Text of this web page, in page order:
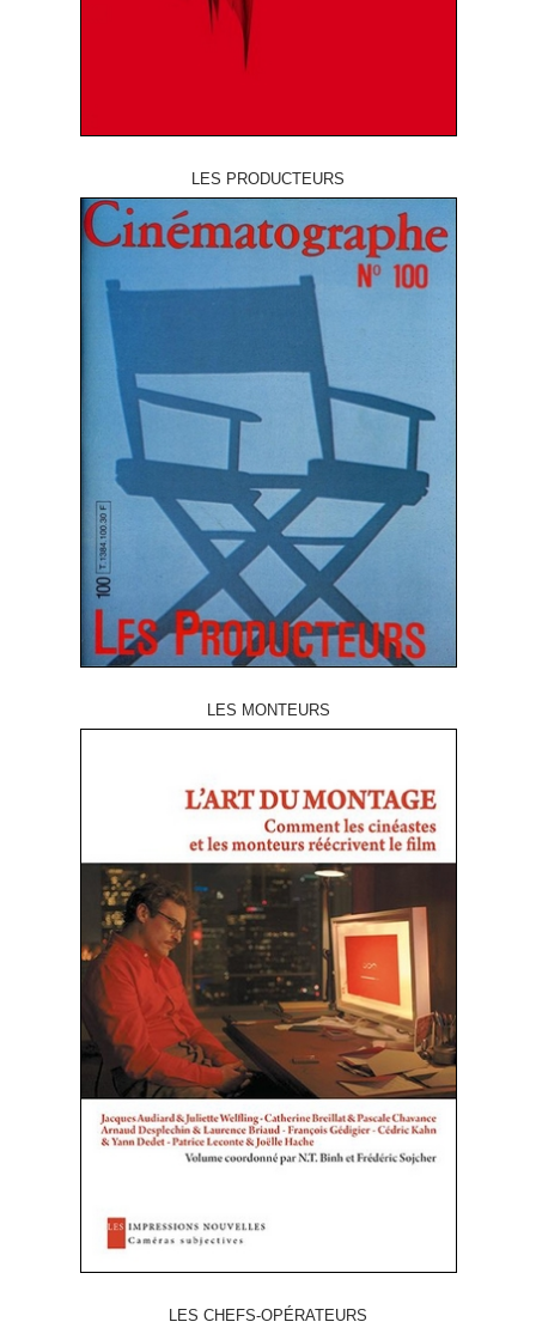
LES PRODUCTEURS
LES MONTEURS
LES CHEFS-OPÉRATEURS